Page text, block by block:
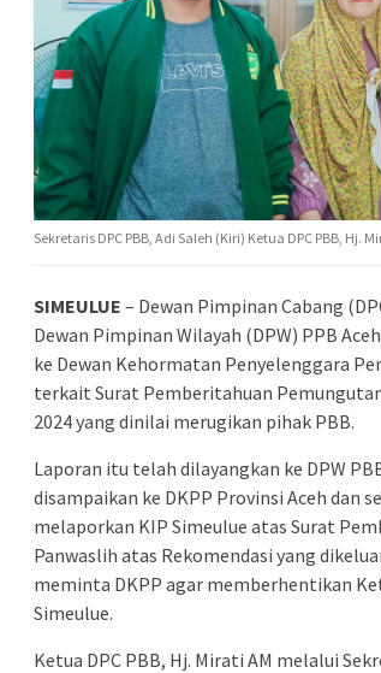
Sekretaris DPC PBB, Adi Saleh (Kiri) Ketua DPC PBB,
SIMEULUE – Dewan Pimpinan Cabang
Dewan Pimpinan Wilayah (DPW) PPB
ke Dewan Kehormatan Penyelenggara
terkait Surat Pemberitahuan
2024 yang dinilai merugikan pihak PBB.
Laporan itu telah dilayangkan ke DPW
disampaikan ke DKPP Provinsi Aceh dan
melaporkan KIP Simeulue atas Surat
Panwaslih atas Rekomendasi yang
meminta DKPP agar memberhentikan
Simeulue.
Ketua DPC PBB, Hj. Mirati AM melalui